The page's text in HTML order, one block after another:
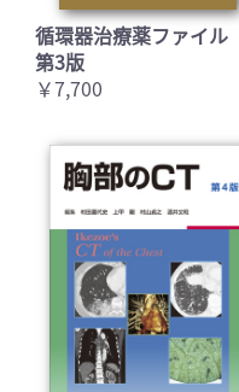
循環器治療薬ファイル
第3版
￥7,700